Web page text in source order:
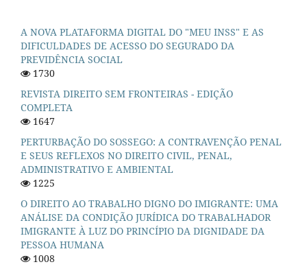
A NOVA PLATAFORMA DIGITAL DO "MEU INSS" E AS
DIFICULDADES DE ACESSO DO SEGURADO DA
PREVIDÊNCIA SOCIAL
1730
REVISTA DIREITO SEM FRONTEIRAS - EDIÇÃO
COMPLETA
1647
PERTURBAÇÃO DO SOSSEGO: A CONTRAVENÇÃO PENAL
E SEUS REFLEXOS NO DIREITO CIVIL, PENAL,
ADMINISTRATIVO E AMBIENTAL
1225
O DIREITO AO TRABALHO DIGNO DO IMIGRANTE: UMA
ANÁLISE DA CONDIÇÃO JURÍDICA DO TRABALHADOR
IMIGRANTE À LUZ DO PRINCÍPIO DA DIGNIDADE DA
PESSOA HUMANA
1008